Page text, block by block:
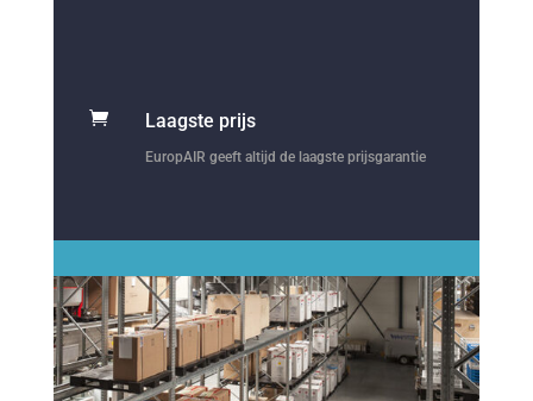
 Laagste prijs
EuropAIR geeft altijd de laagste prijsgarantie